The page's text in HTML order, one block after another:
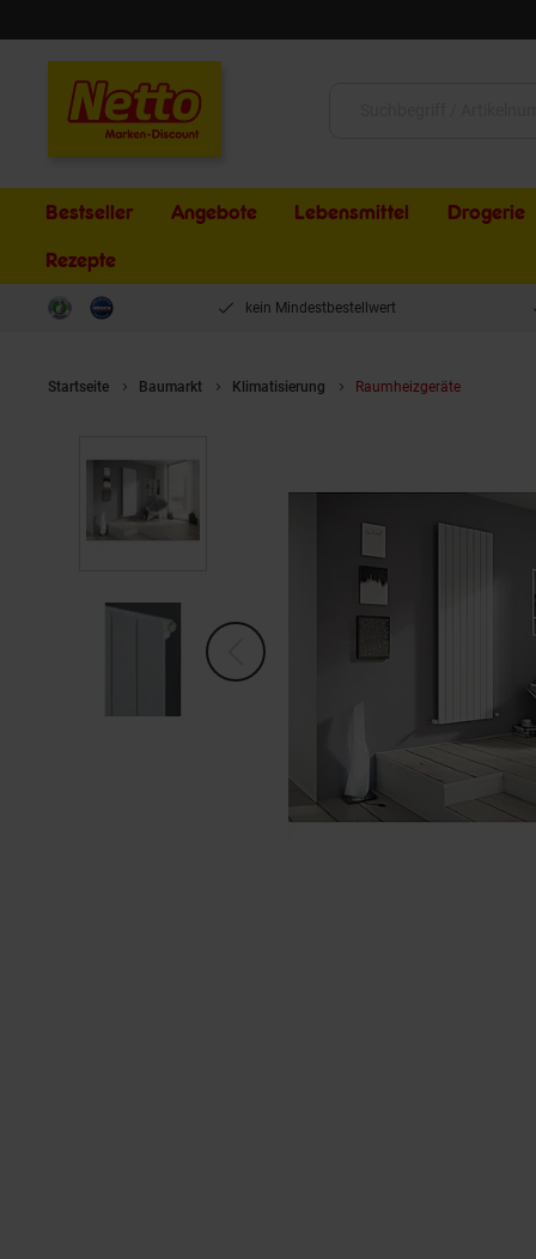
Bestseller Angebote Lebensmittel Drogerie
Rezepte
kein Mindestbestellwert
Startseite Baumarkt Klimatisierung Raumheizgeräte